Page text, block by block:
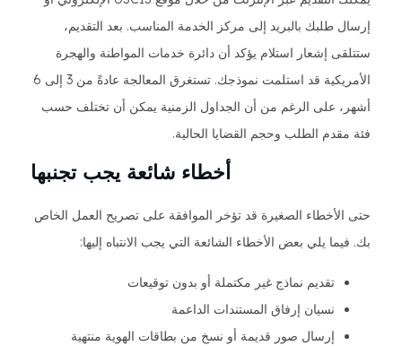
إرسال طلبك بالبريد إلى مركز الخدمة المناسب. بعد التقديم،
ستتلقى إشعار استلام يؤكد أن دائرة خدمات المواطنة والهجرة
الأمريكية قد استلمت نموذجك. تستغرق المعالجة عادةً من 3 إلى 6
أشهر، على الرغم من أن الجداول الزمنية يمكن أن تختلف حسب
فئة مقدم الطلب وحجم القضايا الحالية.
أخطاء شائعة يجب تجنبها
حتى الأخطاء الصغيرة قد تؤخر الموافقة على تصريح العمل الخاص
بك. فيما يلي بعض الأخطاء الشائعة التي يجب الانتباه إليها:
تقديم نماذج غير مكتملة أو بدون توقيعات
نسيان إرفاق المستندات الداعمة
إرسال صور قديمة أو نسخ من بطاقات الهوية منتهية